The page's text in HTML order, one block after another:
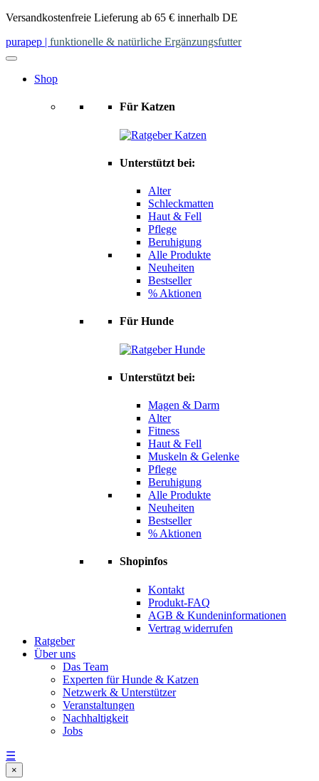
Skip
content
Versandkostenfreie Lieferung ab 65 € innerhalb DE
purapep | funktionelle & natürliche Ergänzungsfutter
Shop
Für Katzen
Unterstützt bei:
Alter
Schleckmatten
Haut & Fell
Pflege
Beruhigung
Alle Produkte
Neuheiten
Bestseller
% Aktionen
Für Hunde
Unterstützt bei:
Magen & Darm
Alter
Fitness
Haut & Fell
Muskeln & Gelenke
Pflege
Beruhigung
Alle Produkte
Neuheiten
Bestseller
% Aktionen
Shopinfos
Kontakt
Produkt-FAQ
AGB & Kundeninformationen
Vertrag widerrufen
Ratgeber
Über uns
Das Team
Experten für Hunde & Katzen
Netzwerk & Unterstützer
Veranstaltungen
Nachhaltigkeit
Jobs
☰
×